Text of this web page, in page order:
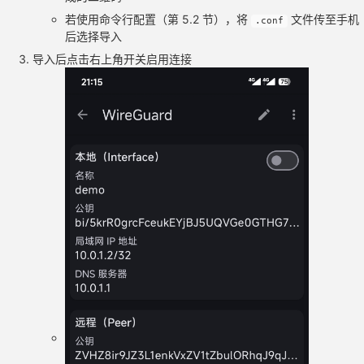
若使用命令行配置（第 5.2 节），将
.conf
文件传至手机
后选择导入
导入后点击右上角开关启用连接